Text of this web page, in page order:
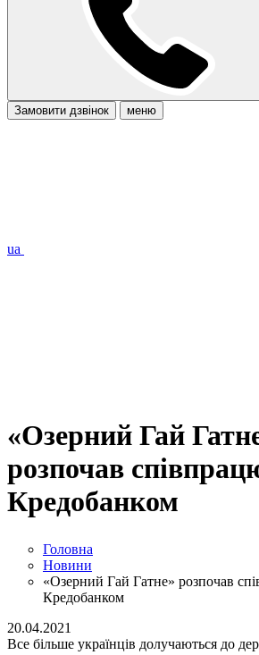
Замовити дзвінок меню
ua
«Озерний Гай
розпочав
Кредобанком
Головна
Новини
«Озерний Гай Гатне» розпочав
Кредобанком
20.04.2021
Все більше українців долучаються до